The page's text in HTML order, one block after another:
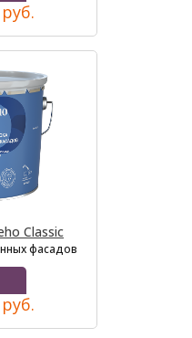
Classic
фасадов